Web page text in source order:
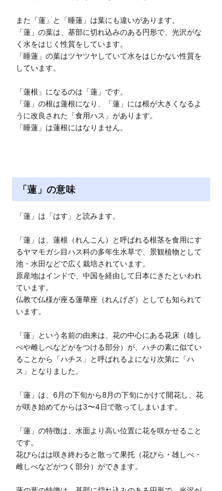
また「蓮」と「睡蓮」は葉にも違いがあります。
「蓮」の葉は、基部に切れ込みのある円形で、光沢がな
く水をはじく性質をしています。
「睡蓮」の葉はツヤツヤしていて水をはじかない性質を
しています。
「蓮根」になるのは「蓮」です。
「蓮」の根は蓮根になり、「蓮」には根が大きくなるよ
うに改良された「食用ハス」があります。
「睡蓮」は蓮根にはなりません。
「蓮」の意味
「蓮」は「はす」と読みます。
「蓮」は、蓮根（れんこん）と呼ばれる根茎を食用にす
るヤマモガシ目ハス科の多年生水草で、景観植物として
池・水田などで広く栽培されています。
原産地はインドで、中国を経由して日本にきたといわれ
ています。
仏教で仏様が座る蓮華座（れんげざ）としても知られて
います。
「蓮」という名前の由来は、花の中心にある花床（雄し
べや雌しべなどがをつける部分）が、ハチの素に似てい
ることから「ハチス」と呼ばれるよになり次第に「ハ
ス」となりました。
「蓮」は、6月の下旬から8月の下旬にかけて開花し、花
が咲き始めてからは3〜4日で散ってしまいます。
「蓮」の特徴は、水面より高い位置に花を咲かせること
です。
花びらはは咲き終わると散って果托（花びら・雄しべ・
雌しべなどがつく部分）ができます。